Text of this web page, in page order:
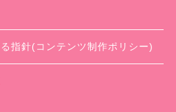
指針(コンテンツ制作ポリシー)